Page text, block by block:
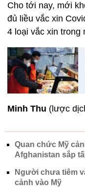
Cho tới nay, mới
đủ liều vắc xin
4 loại vắc xin
Minh Thu (lược
Quan chức Mỹ
Afghanistan sắp
Người chưa tiêm
cảnh vào Mỹ